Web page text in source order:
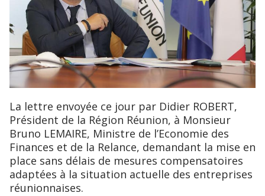
La lettre envoyée ce jour par Didier ROBERT,
Président de la Région Réunion, à Monsieur
Bruno LEMAIRE, Ministre de l’Economie des
Finances et de la Relance, demandant la mise en
place sans délais de mesures compensatoires
adaptées à la situation actuelle des entreprises
réunionnaises.